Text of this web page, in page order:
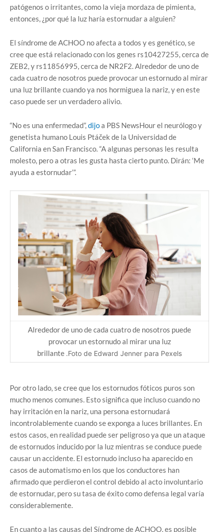
patógenos o irritantes, como la vieja mordaza de pimienta,
entonces, ¿por qué la luz haría estornudar a alguien?
El síndrome de ACHOO no afecta a todos y es genético, se
cree que está relacionado con los genes rs10427255, cerca de
ZEB2, y rs11856995, cerca de NR2F2. Alrededor de uno de
cada cuatro de nosotros puede provocar un estornudo al mirar
una luz brillante cuando ya nos hormiguea la nariz, y en este
caso puede ser un verdadero alivio.
“No es una enfermedad”,dijoa PBS NewsHour el neurólogo y
genetista humano Louis Ptáček de la Universidad de
California en San Francisco. “A algunas personas les resulta
molesto, pero a otras les gusta hasta cierto punto. Dirán: ‘Me
ayuda a estornudar’”.
Alrededor de uno de cada cuatro de nosotros puede
provocar un estornudo al mirar una luz
brillante .Foto de Edward Jenner para Pexels
Por otro lado, se cree que los estornudos fóticos puros son
mucho menos comunes. Esto significa que incluso cuando no
hay irritación en la nariz, una persona estornudará
incontrolablemente cuando se exponga a luces brillantes. En
estos casos, en realidad puede ser peligroso ya que un ataque
de estornudos inducido por la luz mientras se conduce puede
causar un accidente. El estornudo incluso ha aparecido en
casos de automatismo en los que los conductores han
afirmado que perdieron el control debido al acto involuntario
de estornudar, pero su tasa de éxito como defensa legal varía
considerablemente.
En cuanto a las causas del Síndrome de ACHOO, es posible